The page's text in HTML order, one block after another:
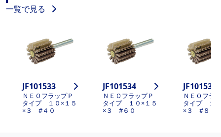
一覧で見る
JF101533
ＮＥＯフラップＰ
タイプ １０×１５
×３ #４０
JF101534
ＮＥＯフラップＰ
タイプ １０×１５
×３ #６０
JF101535
ＮＥＯフラ
タイプ １
×３ #８０